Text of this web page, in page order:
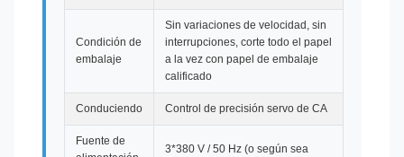
Condición de
embalaje
Sin variaciones de velocidad, sin
interrupciones, corte todo el papel
a la vez con papel de embalaje
calificado
Conduciendo Control de precisión servo de CA
Fuente de
3*380 V / 50 Hz (o según sea